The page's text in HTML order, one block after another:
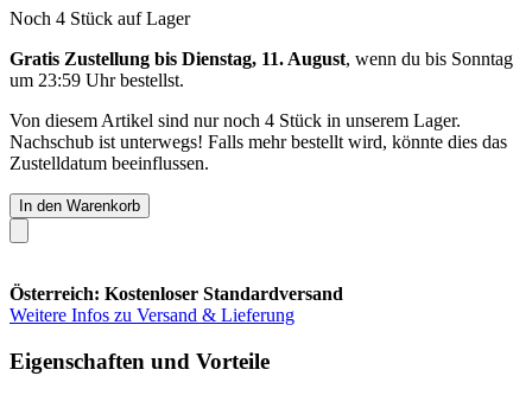
Noch 4 Stück auf Lager
Gratis Zustellung bis Dienstag, 11. August, wenn du bis Sonntag
um 23:59 Uhrbestellst.
Von diesem Artikel sind nur noch 4 Stück in unserem Lager.
Nachschub ist unterwegs! Falls mehr bestellt wird, könnte dies das
Zustelldatum beeinflussen.
In den Warenkorb
Österreich: Kostenloser Standardversand
Weitere Infos zu Versand & Lieferung
Eigenschaften und Vorteile